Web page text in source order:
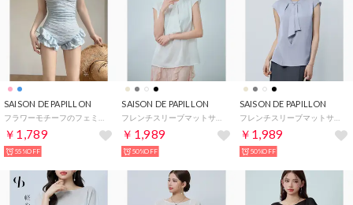
SAISON DE PAPILLON
￥1,789
55%OFF
SAISON DE PAPILLON
￥1,989
50%OFF
SAISON DE PAPILLON
フレンチスリーブマットサテンブラウス （ブルーグレー）
￥1,989
50%OFF